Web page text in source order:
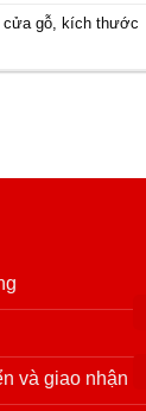
cửa gỗ, kích thước
và giao nhận